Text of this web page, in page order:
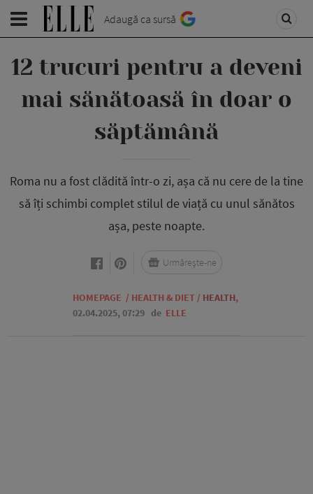
Adaugă ca sursă
12 trucuri pentru a deveni
mai sănătoasă în doar o
săptămână
Roma nu a fost clădită într-o zi, așa că nu cere de la tine
să îți schimbi complet stilul de viață cu unul sănătos
așa, peste noapte.
HOMEPAGE / HEALTH & DIET / HEALTH,
02.04.2025, 07:29 de ELLE
Urmărește-ne